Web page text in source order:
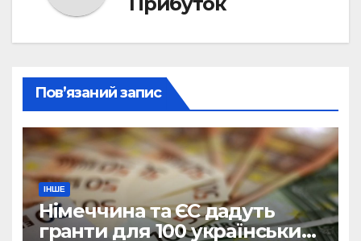
Пов’язаний запис
ІНШЕ
Німеччина та ЄС дадуть
гранти для 100 українських